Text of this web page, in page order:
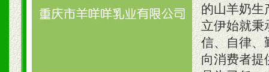
的山羊奶生
立伊始就秉
信、自律、
向消费者提